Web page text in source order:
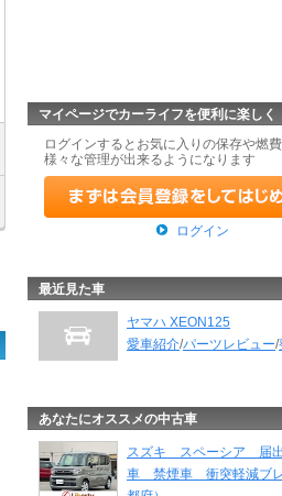
マイページでカーライフを便利に楽しく
ログインするとお気に入りの保存や燃
様々な管理が出来るようになります
ログイン
最近見た車
ヤマハ XEON125
愛車紹介/パーツレビュー/
あなたにオススメの中古車
スズキ スペーシア 届
車 禁煙車 衝突軽減ブ